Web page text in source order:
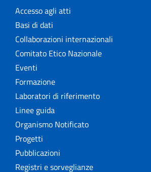
Accesso agli atti
Basi di dati
Collaborazioni internazionali
Comitato Etico Nazionale
Eventi
Formazione
Laboratori di riferimento
Linee guida
Organismo Notificato
Progetti
Pubblicazioni
Registri e sorveglianze